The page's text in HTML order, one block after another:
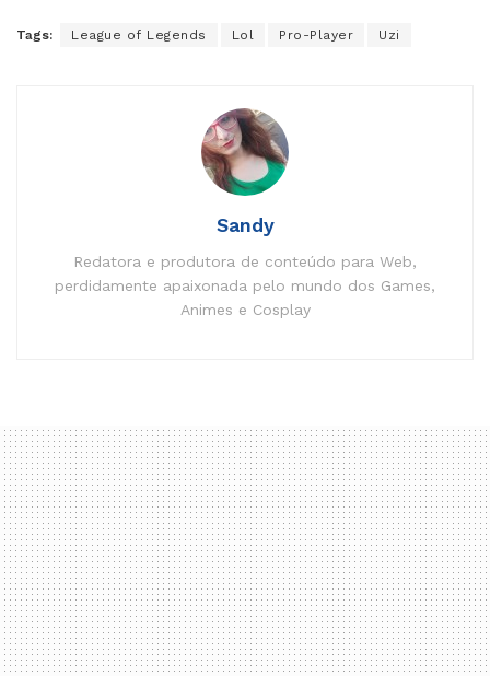
Tags: League of Legends Lol Pro-Player Uzi
Sandy
Redatora e produtora de conteúdo para Web,
perdidamente apaixonada pelo mundo dos Games,
Animes e Cosplay